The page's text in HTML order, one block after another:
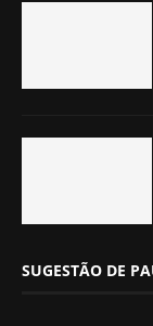
SUGESTÃO DE